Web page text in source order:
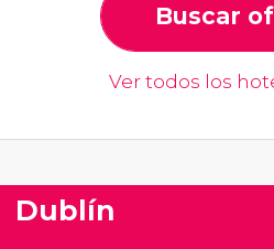
Buscar
Ver todos los
Dublín